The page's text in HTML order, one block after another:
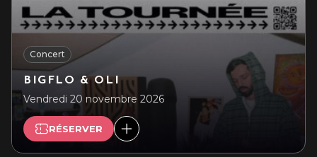
Concert
BIGFLO & OLI
Vendredi 20 novembre 2026
RÉSERVER